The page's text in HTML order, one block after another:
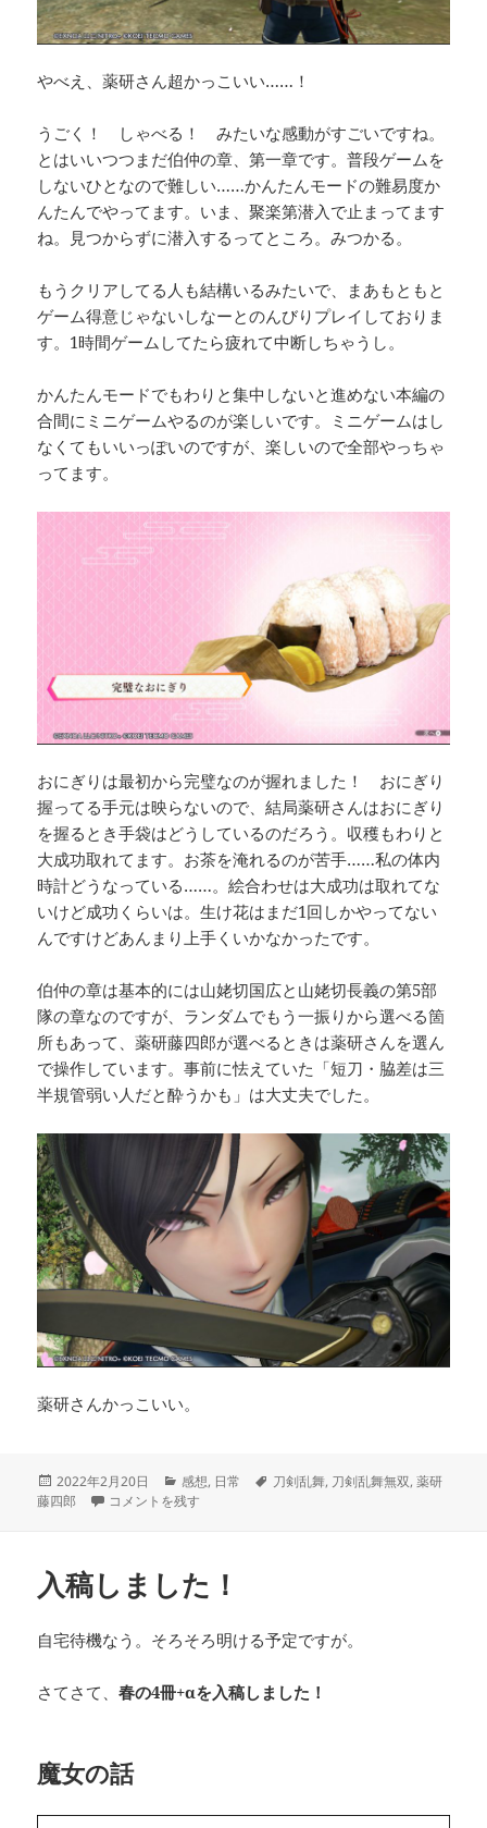
やべえ、薬研さん超かっこいい……！
うごく！ しゃべる！ みたいな感動がすごいですね。
とはいいつつまだ伯仲の章、第一章です。普段ゲームを
しないひとなので難しい……かんたんモードの難易度か
んたんでやってます。いま、聚楽第潜入で止まってます
ね。見つからずに潜入するってところ。みつかる。
もうクリアしてる人も結構いるみたいで、まあもともと
ゲーム得意じゃないしなーとのんびりプレイしておりま
す。1時間ゲームしてたら疲れて中断しちゃうし。
かんたんモードでもわりと集中しないと進めない本編の
合間にミニゲームやるのが楽しいです。ミニゲームはし
なくてもいいっぽいのですが、楽しいので全部やっちゃ
ってます。
おにぎりは最初から完璧なのが握れました！ おにぎり
握ってる手元は映らないので、結局薬研さんはおにぎり
を握るとき手袋はどうしているのだろう。収穫もわりと
大成功取れてます。お茶を淹れるのが苦手……私の体内
時計どうなっている……。絵合わせは大成功は取れてな
いけど成功くらいは。生け花はまだ1回しかやってない
んですけどあんまり上手くいかなかったです。
伯仲の章は基本的には山姥切国広と山姥切長義の第5部
隊の章なのですが、ランダムでもう一振りから選べる箇
所もあって、薬研藤四郎が選べるときは薬研さんを選ん
で操作しています。事前に怯えていた「短刀・脇差は三
半規管弱い人だと酔うかも」は大丈夫でした。
薬研さんかっこいい。
投
稿
2022年2月20日
カ
テ
感想, 日常
タ
刀剣乱舞, 刀剣乱舞無双,薬研
藤四郎
刀剣乱舞無双、始めました に
コメントを残す
入稿しました！
自宅待機なう。そろそろ明ける予定ですが。
さてさて、春の4冊+αを入稿しました！
魔女の話